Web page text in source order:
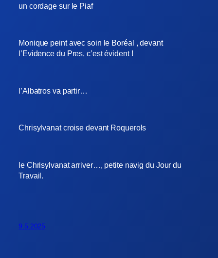
un cordage sur le Piaf
Monique peint avec soin le Boréal , devant
l’Evidence du Pres, c’est évident !
l’Albatros va partir…
Chrisylvanat croise devant Roquerols
le Chrisylvanat arriver…, petite navig du Jour du
Travail.
9.5.2025